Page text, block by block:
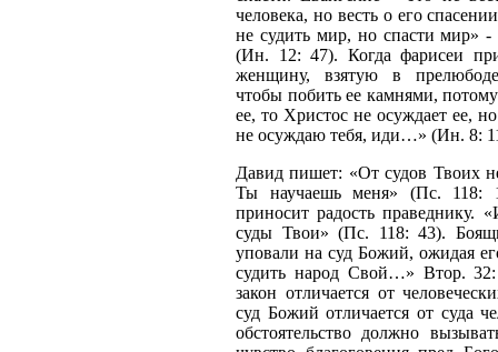
человека, но весть о его
не судить мир, но спасти мир» -
(Ин. 12: 47). Когда фарисеи
женщину, взятую в
чтобы побить ее камнями,
ее, то Христос не осуждает ее,
не осуждаю тебя, иди…» (Ин. 8:
Давид пишет: «От судов Твоих
Ты научаешь меня» (Пс. 118:
приносит радость праведнику.
суды Твои» (Пс. 118: 43).
уповали на суд Божий, ожидая
судить народ Свой…» Втор.
закон отличается от
суд Божий отличается от суда
обстоятельство должно